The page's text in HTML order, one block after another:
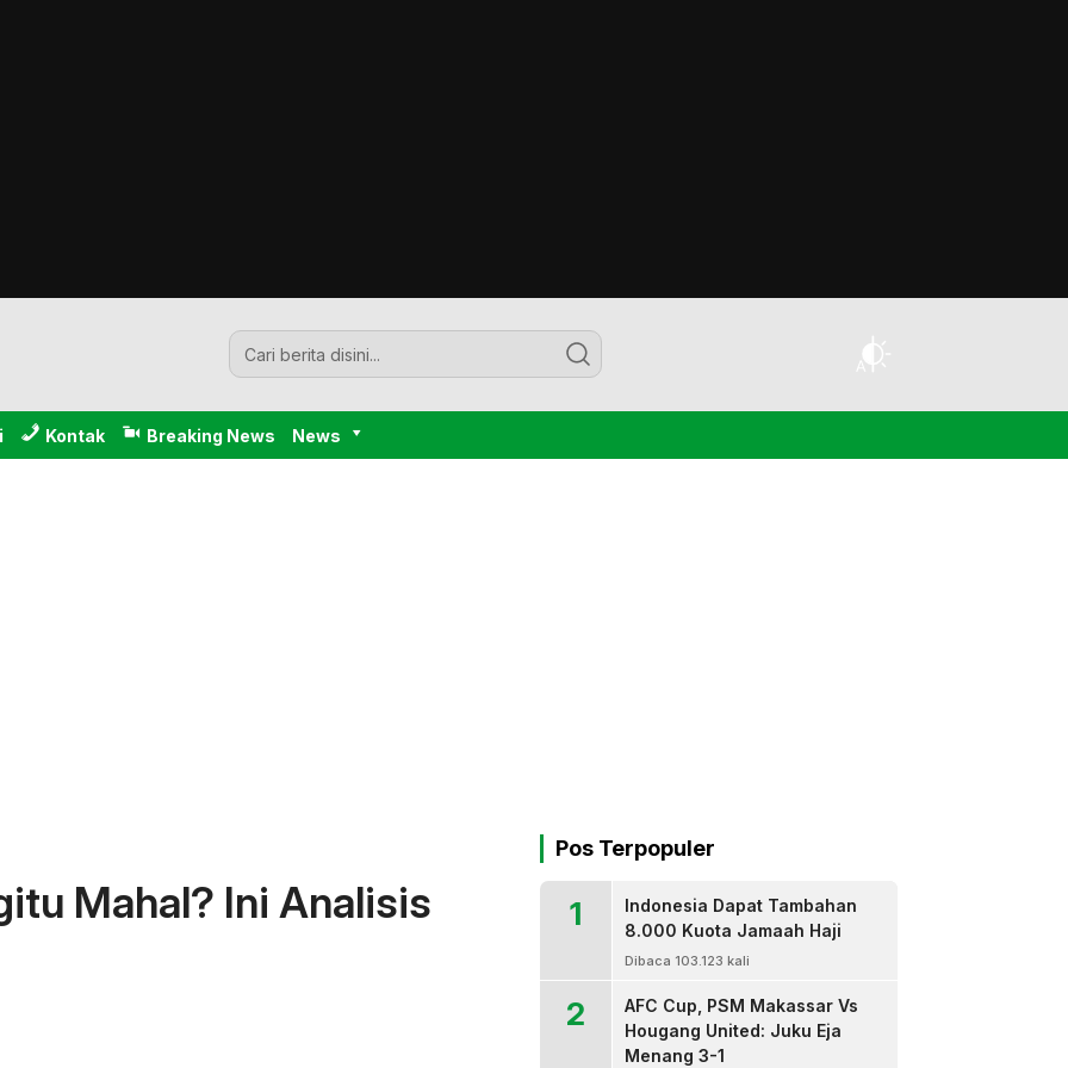
Kontak Breaking News News
Mahal? Ini Analisis
Pos Terpopuler
1
Indonesia Dapat Tambahan
8.000 Kuota Jamaah Haji
Dibaca 103.123 kali
2
AFC Cup, PSM Makassar Vs
Hougang United: Juku Eja
Menang 3-1